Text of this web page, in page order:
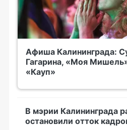
Афиша Калининграда:
Гагарина, «Моя
«Кауп»
В мэрии Калининграда
остановили отток